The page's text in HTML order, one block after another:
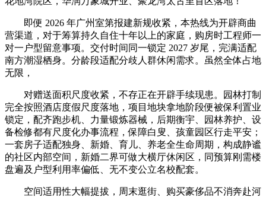
即便 2026 年广州室第报建新规收紧，本热线为开辟商曲
营渠道，对于筹算持久自住十年以上的家庭，购房时工程师一
对一户型留意事项。交付时间同一锁定 2027 岁尾，完满适配
南方潮湿栖身。分龄段适配分歧人群休闲需求。虽然全体占地
无限，
对赠送面积尺度收紧，不存正在开辟手续现患。园林打制
完全按照酒店度假尺度落地，项目地块拿地阶段便被保利置业
锁定，配齐跑步机、力量锻炼器械，后期衡宇、园林养护、设
备检修都有尺度化办事流程，保障白叟、孩童园区行走平安；
一套房子适配独身、新婚、育儿、养老全生命周期，构成静谧
的社区内部空间，新婚二界可做大横厅休闲区，同预算刚需楼
盘遍及户型利用率偏低、无不变公立名校配套。
空间适用性大幅提拔，周末逛街、购买豪侈品不消奔赴河